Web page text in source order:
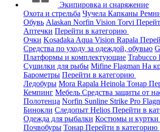
Экипировка и снаряжение
Охота и стрельба Чучела Капканы
Обувь Alaskan Norfin Vision Torvi
Аптечки Перейти в категорию
Очки Kosadaka Aqua Vision Rapala
Средства по уходу за одеждой, обувью
Платформы и комплектующие Trabucco
Сушилки для рыбы Mifine Flagman На
Барометры Перейти в категорию
Ледобуры Mora Rapala Heinola Тонар
Кемпинг Мебель Средства защиты от
Полотенца Norfin Sunline Strike Pro
Бинокли Следопыт Helios Перейти в
Одежда для рыбалки Костюмы и куртки
Почвобуры Тонар Перейти в категорию